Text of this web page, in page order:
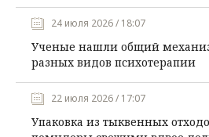
24 июля 2026 / 18:07
Ученые нашли общий
разных видов психотерапии
22 июля 2026 / 17:07
Упаковка из тыквенных